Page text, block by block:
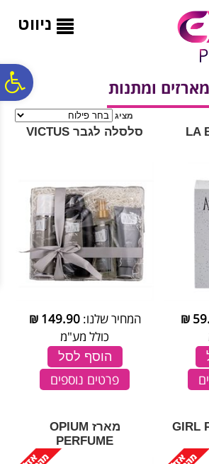
ניווט
מארזים ומתנות
מציג
₪
סלסלה לגבר VICTUS
המחיר שלנו:149.90
₪
כולל מע"מ
הוסף לסל
פרטים נוספים
מארז OPIUM
PERFUME